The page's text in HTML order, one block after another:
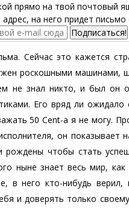
прямо на твой почтовый
на него придет письмо
Сейчас это кажется
роскошными машинами,
не знал никто, и был он
Его вряд ли ожидало
50 Cent-a я не могу.
он показывает
рождены чтобы стать
ныне знает весь мир,
в него кто-нибудь верил,
и доверять только